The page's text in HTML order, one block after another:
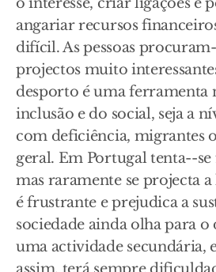
angariar recursos
difícil. As pessoas
projectos muito
desporto é uma ferramenta
inclusão e do social, seja a
com deficiência, migrantes
geral. Em Portugal tenta--se
mas raramente se projecta
é frustrante e prejudica a
sociedade ainda olha para
uma actividade secundária,